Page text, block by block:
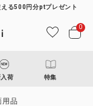
る500円分ptプレゼント
0
荷 特集
用品